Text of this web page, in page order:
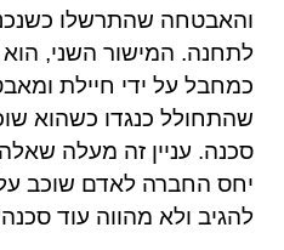
והאבטחה שהתרשלו
לתחנה. המישור השני, הוא
כמחבל על ידי חיילת
שהתחולל כנגדו כשהוא
סכנה. עניין זה מעלה
יחס החברה לאדם שוכב
להגיב ולא מהווה עוד סכנה